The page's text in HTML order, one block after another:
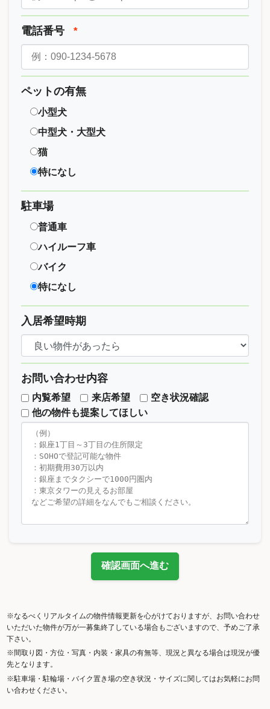
電話番号 *
ペットの有無
小型犬
中型犬・大型犬
猫
特になし
駐車場
普通車
ハイルーフ車
バイク
特になし
入居希望時期
お問い合わせ内容
内覧希望 来店希望
空き状況確認
他の物件も提案してほしい
確認画面へ進む
※なるべくリアルタイムの物件情報更新を心がけておりますが、お問い合わせ
いただいた物件が万が一募集終了している場合もございますので、予めご了承
下さい。
※間取り図・方位・写真・内装・家具の有無等、現況と異なる場合は現況が優
先となります。
※駐車場・駐輪場・バイク置き場の空き状況・サイズに関してはお気軽にお問
い合わせください。